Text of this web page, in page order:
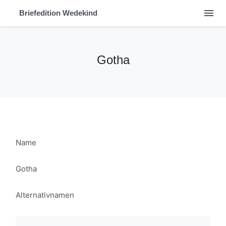
Briefedition Wedekind menu
Gotha
Name
Gotha
Alternativnamen